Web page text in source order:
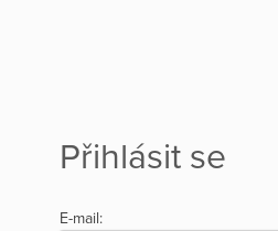
Přihlásit se
E-mail: